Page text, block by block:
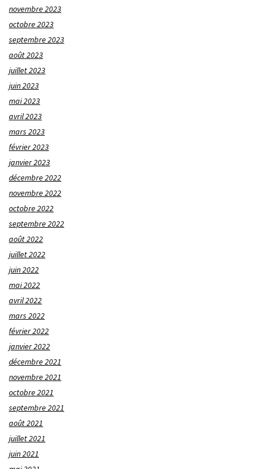
novembre 2023
octobre 2023
septembre 2023
août 2023
juillet 2023
juin 2023
mai 2023
avril 2023
mars 2023
février 2023
janvier 2023
décembre 2022
novembre 2022
octobre 2022
septembre 2022
août 2022
juillet 2022
juin 2022
mai 2022
avril 2022
mars 2022
février 2022
janvier 2022
décembre 2021
novembre 2021
octobre 2021
septembre 2021
août 2021
juillet 2021
juin 2021